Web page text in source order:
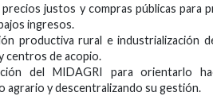
justos y compras públicas para
ingresos.
productiva rural e industrialización
centros de acopio.
del MIDAGRI para orientarlo
agrario y descentralizando su gestión.